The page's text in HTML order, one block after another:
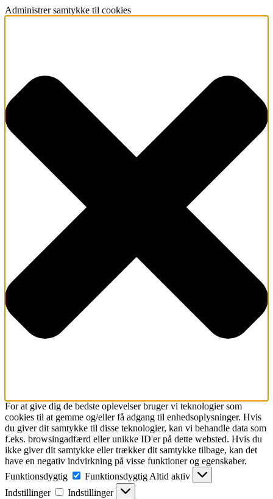
Administrer samtykke til cookies
For at give dig de bedste oplevelser bruger vi teknologier som
cookies til at gemme og/eller få adgang til enhedsoplysninger. Hvis
du giver dit samtykke til disse teknologier, kan vi behandle data som
f.eks. browsingadfærd eller unikke ID'er på dette websted. Hvis du
ikke giver dit samtykke eller trækker dit samtykke tilbage, kan det
have en negativ indvirkning på visse funktioner og egenskaber.
Funktionsdygtig
Funktionsdygtig Altid aktiv
Indstillinger
Indstillinger